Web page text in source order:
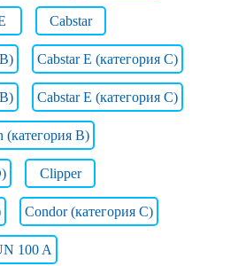
Cabstar
Cabstar E (категория C)
Cabstar E (категория С)
(категория B)
Clipper
Condor (категория C)
100 A